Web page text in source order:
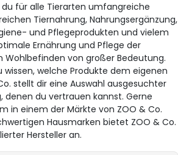
du für alle Tierarten umfangreiche
Tiernahrung, Nahrungsergänzung,
und Pflegeprodukten und vielem
Ernährung und Pflege der
Wohlbefinden von großer Bedeutung.
wissen, welche Produkte dem eigenen
stellt dir eine Auswahl ausgesuchter
denen du vertrauen kannst. Gerne
in einem der Märkte von ZOO & Co.
Hausmarken bietet ZOO & Co.
Hersteller an.